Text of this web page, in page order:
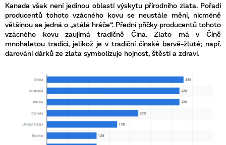
Kanada však není jedinou oblastí výskytu přírodního zlata. Pořadí
producentů tohoto vzácného kovu se neustále mění, nicméně
většinou se jedná o „stálé hráče“. Přední příčky producentů tohoto
vzácného kovu zaujímá tradičně Čína. Zlato má v Číně
mnohaletou tradici, jelikož je v tradiční čínské barvě-žluté; např.
darování dárků ze zlata symbolizuje hojnost, štěstí a zdraví.